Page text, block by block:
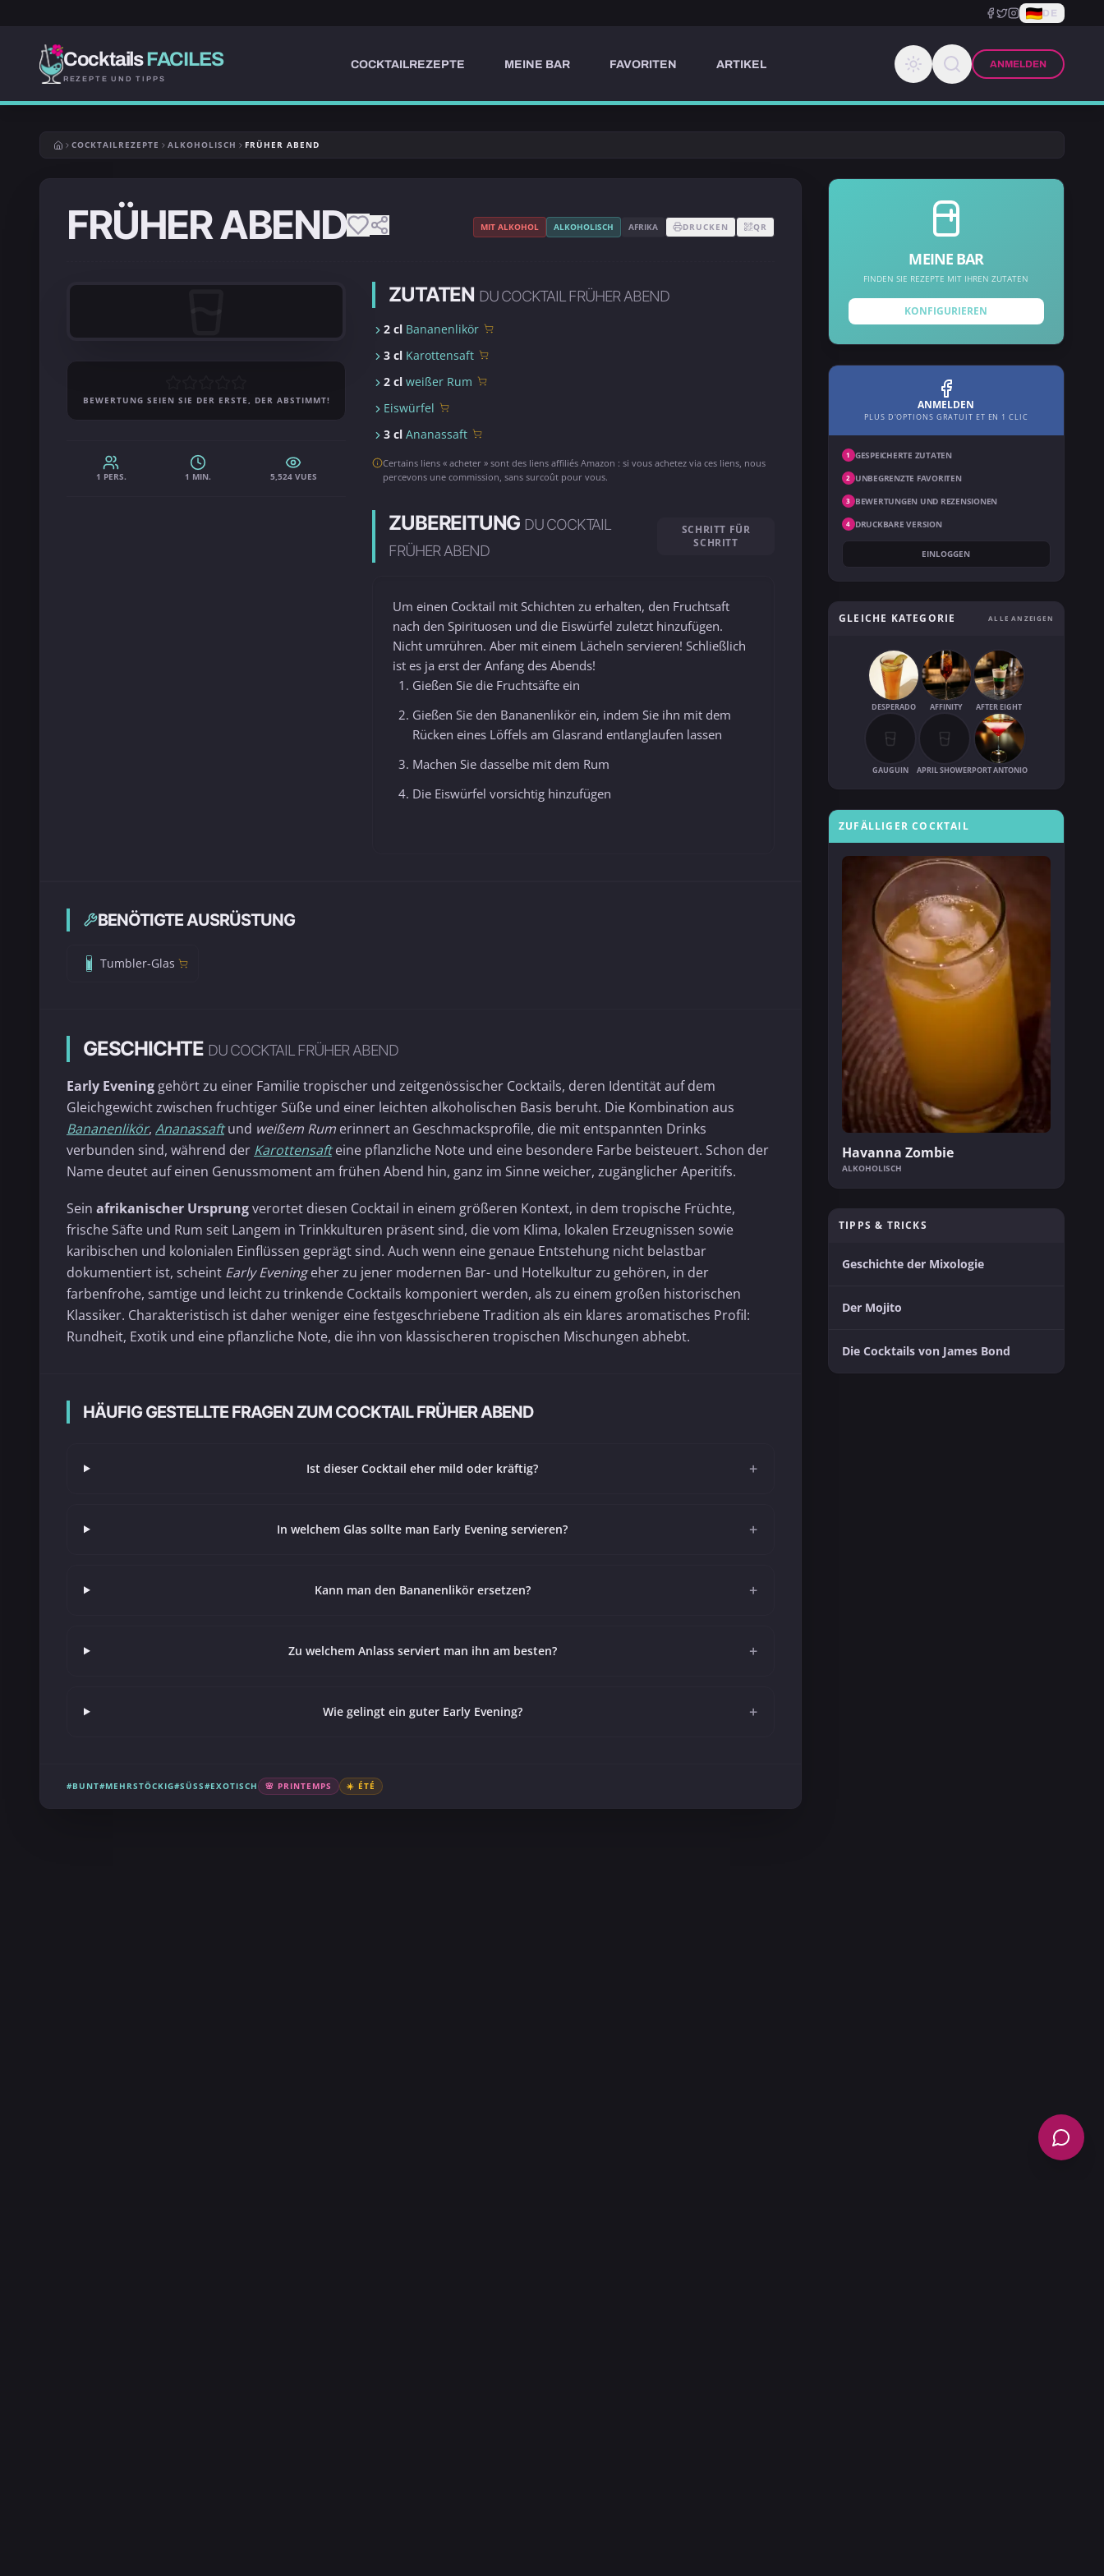
DE
CocktailsFACILES
REZEPTE UND TIPPS
COCKTAILREZEPTE MEINE BAR FAVORITEN ARTIKEL ANMELDEN
COCKTAILREZEPTE ALKOHOLISCH FRÜHER ABEND
FRÜHER ABEND MIT ALKOHOL ALKOHOLISCH AFRIKA DRUCKEN QR
BEWERTUNG SEIEN SIE DER ERSTE, DER ABSTIMMT!
1 PERS. 1 MIN. 5,524 VUES
ZUTATEN DU COCKTAIL FRÜHER ABEND
2 cl Bananenlikör
3 cl Karottensaft
2 clweißer Rum
Eiswürfel
3 clAnanassaft
Certains liens « acheter » sont des liens affiliés Amazon : si vous achetez via ces liens, nous
percevons une commission, sans surcoût pour vous.
ZUBEREITUNG DU COCKTAIL
FRÜHER ABEND
SCHRITT FÜR
SCHRITT
Um einen Cocktail mit Schichten zu erhalten, den Fruchtsaft
nach den Spirituosen und die Eiswürfel zuletzt hinzufügen.
Nicht umrühren. Aber mit einem Lächeln servieren! Schließlich
ist es ja erst der Anfang des Abends!
Gießen Sie die Fruchtsäfte ein
Gießen Sie den Bananenlikör ein, indem Sie ihn mit dem
Rücken eines Löffels am Glasrand entlanglaufen lassen
Machen Sie dasselbe mit dem Rum
Die Eiswürfel vorsichtig hinzufügen
BENÖTIGTE AUSRÜSTUNG
Tumbler-Glas
GESCHICHTE DU COCKTAIL FRÜHER ABEND
Early Evening gehört zu einer Familie tropischer und zeitgenössischer Cocktails, deren Identität auf dem
Gleichgewicht zwischen fruchtiger Süße und einer leichten alkoholischen Basis beruht. Die Kombination aus
Bananenlikör, Ananassaftund weißem Rum erinnert an Geschmacksprofile, die mit entspannten Drinks
verbunden sind, während der Karottensafteine pflanzliche Note und eine besondere Farbe beisteuert. Schon der
Name deutet auf einen Genussmoment am frühen Abend hin, ganz im Sinne weicher, zugänglicher Aperitifs.
Sein afrikanischer Ursprungverortet diesen Cocktail in einem größeren Kontext, in dem tropische Früchte,
frische Säfte und Rum seit Langem in Trinkkulturen präsent sind, die vom Klima, lokalen Erzeugnissen sowie
karibischen und kolonialen Einflüssen geprägt sind. Auch wenn eine genaue Entstehung nicht belastbar
dokumentiert ist, scheint Early Eveningeher zu jener modernen Bar- und Hotelkultur zu gehören, in der
farbenfrohe, samtige und leicht zu trinkende Cocktails komponiert werden, als zu einem großen historischen
Klassiker. Charakteristisch ist daher weniger eine festgeschriebene Tradition als ein klares aromatisches Profil:
Rundheit, Exotik und eine pflanzliche Note, die ihn von klassischeren tropischen Mischungen abhebt.
HÄUFIG GESTELLTE FRAGEN ZUM COCKTAIL FRÜHER ABEND
Ist dieser Cocktail eher mild oder kräftig? +
In welchem Glas sollte man Early Evening servieren? +
Kann man den Bananenlikör ersetzen? +
Zu welchem Anlass serviert man ihn am besten? +
Wie gelingt ein guter Early Evening? +
#BUNT#MEHRSTÖCKIG#SÜSS #EXOTISCH 🌸 PRINTEMPS ☀️ ÉTÉ
MEINE BAR
FINDEN SIE REZEPTE MIT IHREN ZUTATEN
KONFIGURIEREN
ANMELDEN
PLUS D'OPTIONS GRATUIT ET EN 1 CLIC
1 GESPEICHERTE ZUTATEN
2 UNBEGRENZTE FAVORITEN
3 BEWERTUNGEN UND REZENSIONEN
4 DRUCKBARE VERSION
EINLOGGEN
GLEICHE KATEGORIE ALLE ANZEIGEN
DESPERADO AFFINITY AFTER EIGHT
GAUGUIN APRIL SHOWERPORT ANTONIO
ZUFÄLLIGER COCKTAIL
Havanna Zombie
ALKOHOLISCH
TIPPS & TRICKS
Geschichte der Mixologie
Der Mojito
Die Cocktails von James Bond